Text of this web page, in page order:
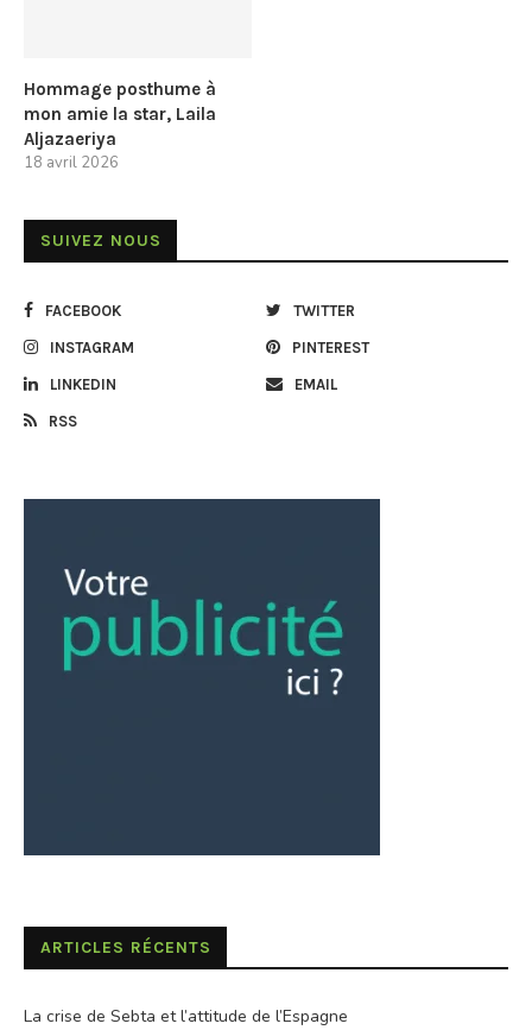
Hommage posthume à
mon amie la star, Laila
Aljazaeriya
18 avril 2026
SUIVEZ NOUS
FACEBOOK TWITTER
INSTAGRAM PINTEREST
LINKEDIN EMAIL
RSS
ARTICLES RÉCENTS
La crise de Sebta et l’attitude de l’Espagne